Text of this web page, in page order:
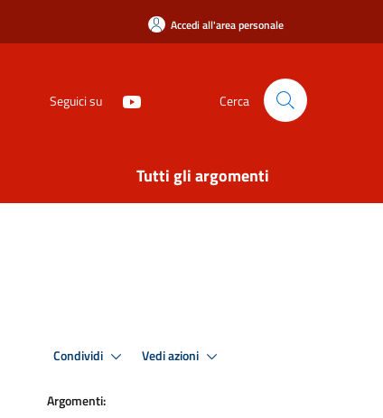
Accedi all'area personale
Seguici su Cerca
Tutti gli argomenti
Condividi Vedi azioni
Argomenti: